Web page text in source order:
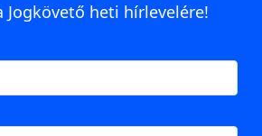
Jogkövető heti hírlevelére!